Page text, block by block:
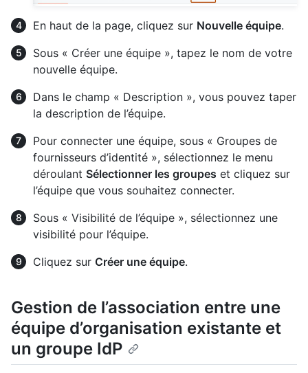
En haut de la page, cliquez sur Nouvelle équipe.
Sous « Créer une équipe », tapez le nom de votre
nouvelle équipe.
Dans le champ « Description », vous pouvez taper
la description de l’équipe.
Pour connecter une équipe, sous « Groupes de
fournisseurs d’identité », sélectionnez le menu
déroulant Sélectionner les groupes et cliquez sur
l’équipe que vous souhaitez connecter.
Sous « Visibilité de l’équipe », sélectionnez une
visibilité pour l’équipe.
Cliquez sur Créer une équipe.
Gestion de l’association entre une
équipe d’organisation existante et
un groupe IdP